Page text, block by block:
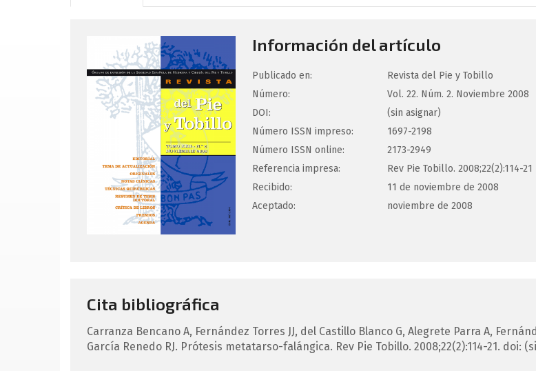
Información del artículo
Publicado en:
Revista del Pie y Tobillo
Número:
Vol. 22. Núm. 2. Noviembre 2008
DOI:
(sin asignar)
Número ISSN impreso:
1697-2198
Número ISSN online:
2173-2949
Referencia impresa:
Rev Pie Tobillo. 2008;22(2):114-21
Recibido:
11 de noviembre de 2008
Aceptado:
noviembre de 2008
Cita bibliográfica
Carranza Bencano A, Fernández Torres JJ, del Castillo Blanco G, Alegrete Parra A,
García Renedo RJ. Prótesis metatarso-falángica. Rev Pie Tobillo. 2008;22(2):114-21. doi: